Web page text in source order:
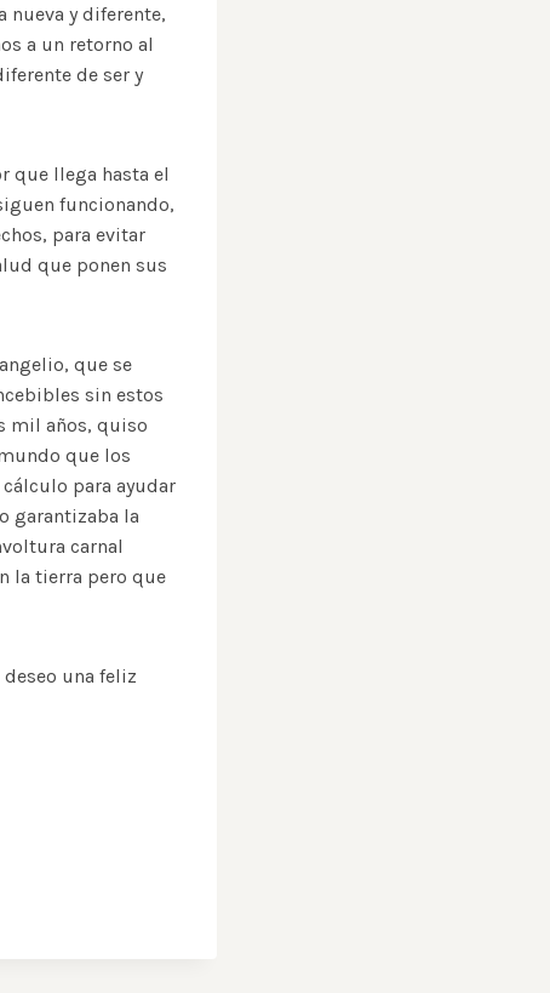
nueva y diferente,
a un retorno al
de ser y
que llega hasta el
funcionando,
para evitar
que ponen sus
que se
sin estos
mil años, quiso
que los
para ayudar
garantizaba la
carnal
la tierra pero que
una feliz